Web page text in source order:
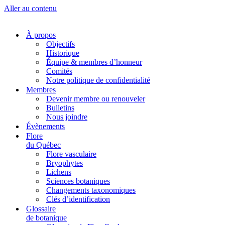
Aller au contenu
À propos
Objectifs
Historique
Équipe & membres d’honneur
Comités
Notre politique de confidentialité
Membres
Devenir membre ou renouveler
Bulletins
Nous joindre
Évènements
Flore
du Québec
Flore vasculaire
Bryophytes
Lichens
Sciences botaniques
Changements taxonomiques
Clés d’identification
Glossaire
de botanique